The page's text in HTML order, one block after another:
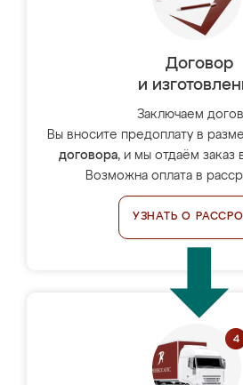
Договор
и
Заключаем
Вы вносите предоплату в
договора, и мы отдаём заказ
Возможна оплата в
УЗНАТЬ О